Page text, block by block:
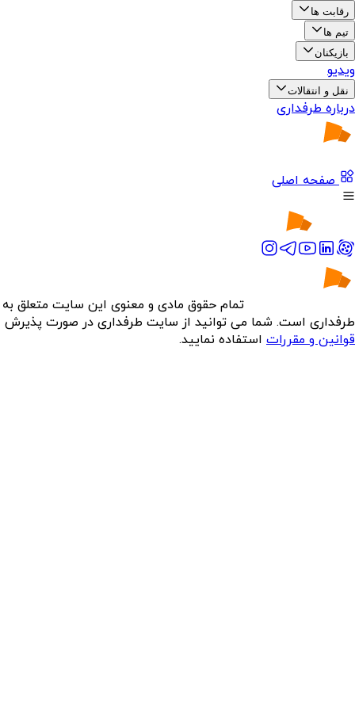
رقابت ها
تیم ها
بازیکنان
ویدیو
نقل و انتقالات
درباره طرفداری
صفحه اصلی
تمام حقوق مادی و معنوی این سایت متعلق به
طرفداری است. شما می توانید از سایت طرفداری در صورت پذیرش
قوانین و مقررات استفاده نمایید.